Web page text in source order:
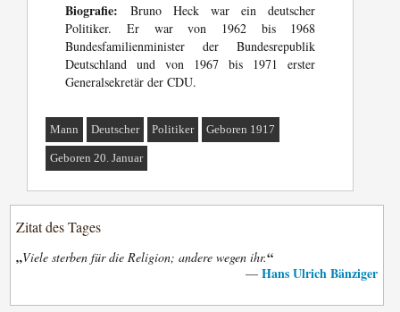
Biografie: Bruno Heck war ein deutscher
Politiker. Er war von 1962 bis 1968
Bundesfamilienminister der Bundesrepublik
Deutschland und von 1967 bis 1971 erster
Generalsekretär der CDU.
Mann Deutscher Politiker Geboren 1917
Geboren 20. Januar
Zitat des Tages
„Viele sterben für die Religion; andere wegen ihr.“
— Hans Ulrich Bänziger